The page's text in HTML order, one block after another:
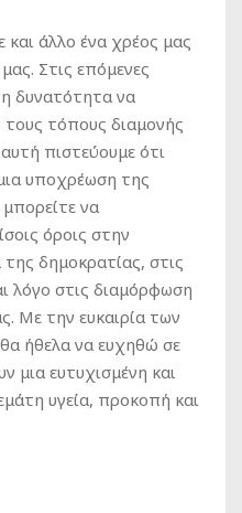
άλλο ένα χρέος μας
Στις επόμενες
δυνατότητα να
τους τόπους διαμονής
πιστεύουμε ότι
υποχρέωση της
να
όροις στην
δημοκρατίας, στις
λόγο στις διαμόρφωση
Με την ευκαιρία των
ήθελα να ευχηθώ σε
μια ευτυχισμένη και
υγεία, προκοπή και